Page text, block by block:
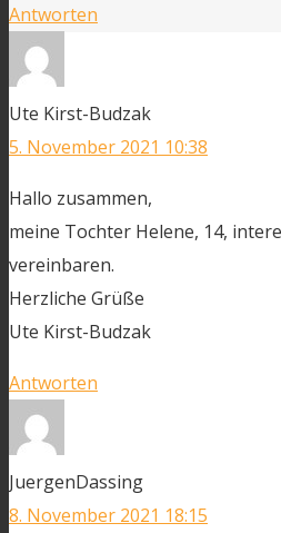
Facebook
Antworten
Ute Kirst-Budzak
5. November 2021 10:38
Hallo zusammen,
meine Tochter Helene, 14,
vereinbaren.
Herzliche Grüße
Ute Kirst-Budzak
Antworten
JuergenDassing
8. November 2021 18:15